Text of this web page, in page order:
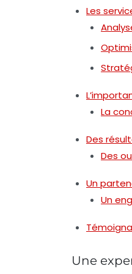
Les
La
Des
Des
Un
Un
Une